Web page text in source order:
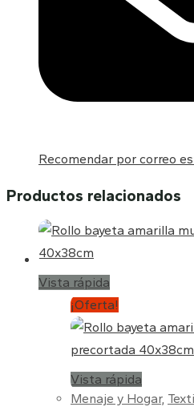
Recomendar por correo
Productos relacionados
Vista rápida
¡Oferta!
Vista rápida
Menaje y Hogar,